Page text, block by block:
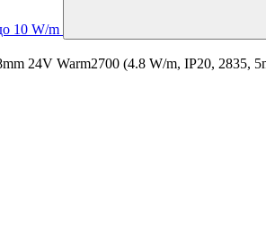
10 W/m
24V Warm2700 (4.8 W/m, IP20, 2835,